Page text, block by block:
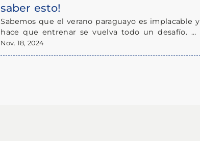
saber esto!
Sabemos que el verano paraguayo es implacable y
hace que entrenar se vuelva todo un desafío. Ya
sea que practiques deportes regularmente o si
estás pensando en empezar a hacerlo, con unos
Acá van algunos consejos para que sigas con tu
rutina de forma tranqui y segura:
Nov. 18, 2024